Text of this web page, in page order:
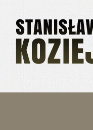
Publikacje
Działalność
Materiały